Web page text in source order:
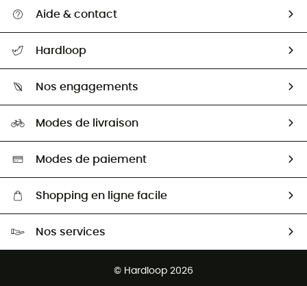
Aide & contact
Retour & remboursement
Guide des tailles
Seconde Main
Aide & Contact
Hardloop
Nos engagements
Sélection éco-responsable
Modes de livraison
Modes de paiement
Shopping en ligne facile
Nos services
© Hardloop 2026